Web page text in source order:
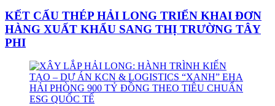
KẾT CẤU THÉP HẢI LONG TRIỂN KHAI ĐƠN
HÀNG XUẤT KHẨU SANG THỊ TRƯỜNG TÂY
PHI